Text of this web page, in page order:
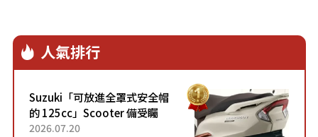
人氣排行
Suzuki「可放進全罩式安全帽
的 125cc」Scooter 備受矚
目！採用全新流線設計與各項
2026.07.20